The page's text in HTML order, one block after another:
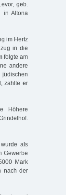
geb.
in Altona
im Hertz
in die
folgte am
andere
zahlte er
Höhere
als
Gewerbe
Mark
nach der